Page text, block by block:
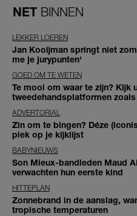
NET BINNEN
LEKKER LOEREN
Jan Kooijman springt niet
me je jurypunten'
GOED OM TE WETEN
Te mooi om waar te zijn? Kijk
tweedehandsplatformen
ADVERTORIAL
Zin om te bingen? Déze
plek op je kijklijst
BABYNIEUWS
Son Mieux-bandleden Maud
verwachten hun eerste kind
HITTEPLAN
Zonnebrand in de aanslag,
tropische temperaturen